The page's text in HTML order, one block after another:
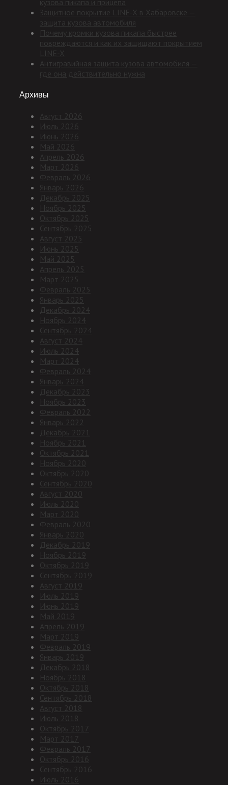
кузова пикапа и прицепа
Защитное покрытие LINE-X в Хабаровске —
защита кузова автомобиля
Почему кромки кузова пикапа быстрее
повреждаются и как их защищают покрытием
LINE-X
Антигравийная защита кузова автомобиля —
где она действительно нужна
Архивы
Август 2026
Июль 2026
Июнь 2026
Май 2026
Апрель 2026
Март 2026
Февраль 2026
Январь 2026
Декабрь 2025
Ноябрь 2025
Октябрь 2025
Сентябрь 2025
Август 2025
Июнь 2025
Май 2025
Апрель 2025
Март 2025
Февраль 2025
Январь 2025
Декабрь 2024
Ноябрь 2024
Сентябрь 2024
Август 2024
Июль 2024
Март 2024
Февраль 2024
Январь 2024
Декабрь 2023
Ноябрь 2023
Февраль 2022
Январь 2022
Декабрь 2021
Ноябрь 2021
Октябрь 2021
Ноябрь 2020
Октябрь 2020
Сентябрь 2020
Август 2020
Июль 2020
Март 2020
Февраль 2020
Январь 2020
Декабрь 2019
Ноябрь 2019
Октябрь 2019
Сентябрь 2019
Август 2019
Июль 2019
Июнь 2019
Май 2019
Апрель 2019
Март 2019
Февраль 2019
Январь 2019
Декабрь 2018
Ноябрь 2018
Октябрь 2018
Сентябрь 2018
Август 2018
Июль 2018
Октябрь 2017
Март 2017
Февраль 2017
Октябрь 2016
Сентябрь 2016
Июль 2016